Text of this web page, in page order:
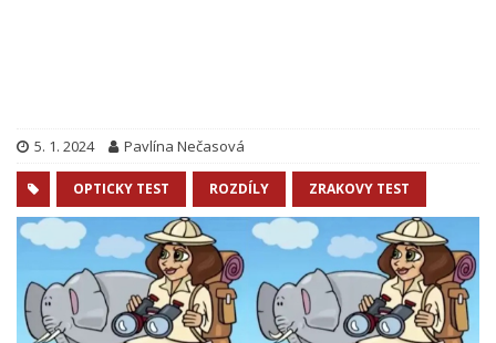
5. 1. 2024 Pavlína Nečasová
OPTICKY TEST ROZDÍLY ZRAKOVY TEST